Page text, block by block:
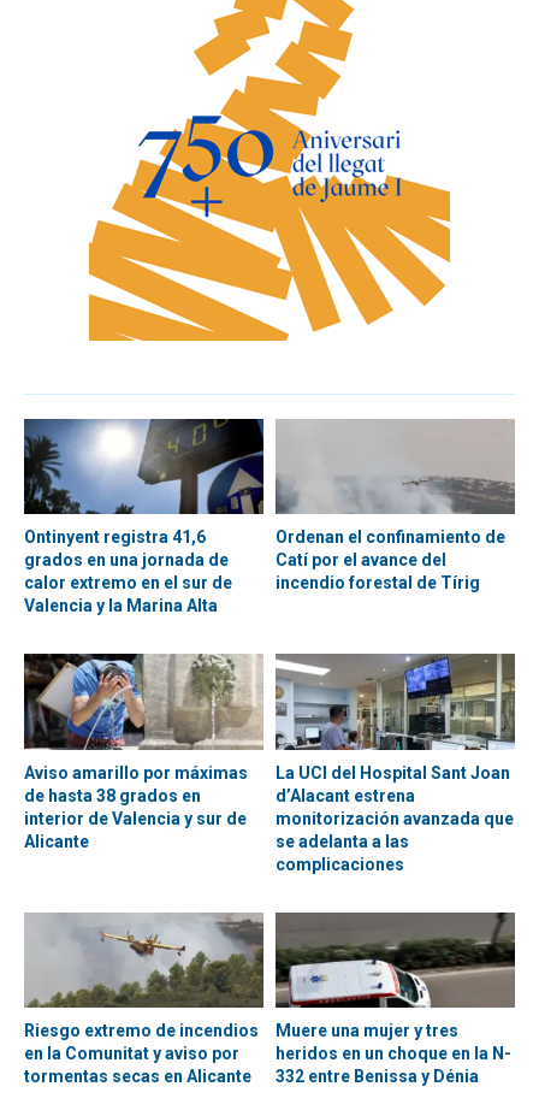
Ontinyent registra 41,6
grados en una jornada de
calor extremo en el sur de
Valencia y la Marina Alta
Ordenan el confinamiento de
Catí por el avance del
incendio forestal de Tírig
Aviso amarillo por máximas
de hasta 38 grados en
interior de Valencia y sur de
Alicante
La UCI del Hospital Sant Joan
d’Alacant estrena
monitorización avanzada que
se adelanta a las
complicaciones
Riesgo extremo de incendios
en la Comunitat y aviso por
tormentas secas en Alicante
Muere una mujer y tres
heridos en un choque en la N-
332 entre Benissa y Dénia